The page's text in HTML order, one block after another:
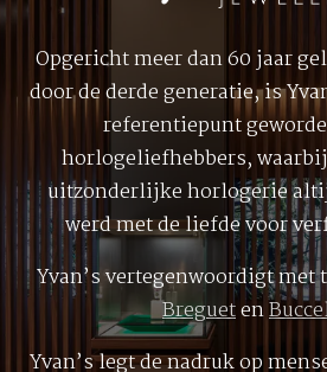
Opgericht meer dan 60 jaar
door de derde generatie, is
referentiepunt
horlogeliefhebbers,
uitzonderlijke horlogerie
werd met de liefde voor
Yvan’s vertegenwoordigt met
Bregueten
Yvan’s legt de nadruk op